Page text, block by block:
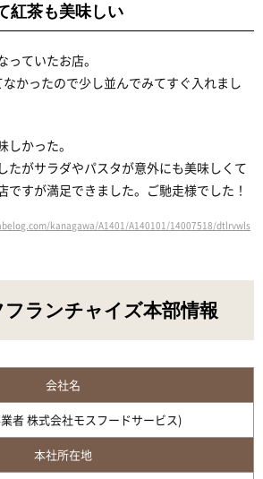
紅茶も美味しい
ていたお店。
かったので少し並んでみてすぐ入れまし
かった。
たがサラダやパスタが意外にも美味しくて
ですが満足できました。ご馳走様でした！
kanagawa/A1401/A140101/14007518/dtlrvwls
ランチャイズ本部情報
会社名
者 株式会社モスフードサービス)
本社所在地